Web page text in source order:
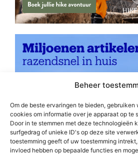
Beheer
Om de beste ervaringen te bieden,
cookies om informatie over je apparaat op te
Door in te stemmen met deze technologieën
surfgedrag of unieke ID's op deze site
toestemming geeft of uw toestemming
invloed hebben op bepaalde functies en